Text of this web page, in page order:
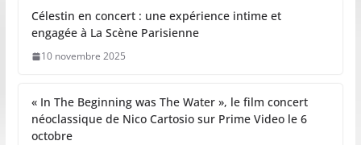
Célestin en concert : une expérience intime et
engagée à La Scène Parisienne
10 novembre 2025
« In The Beginning was The Water », le film concert
néoclassique de Nico Cartosio sur Prime Video le 6
octobre